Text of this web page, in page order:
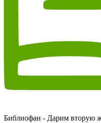
Библиофан - Дарим вторую